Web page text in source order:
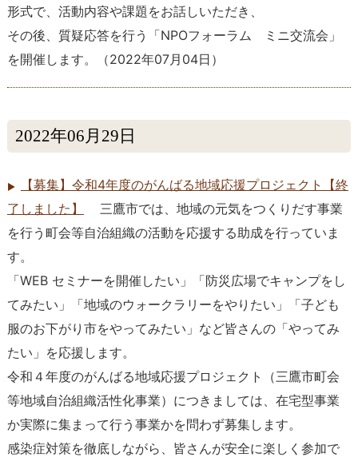
形式で、活動内容や課題をお話しいただき、
その後、質疑応答を行う「NPOフォーラム ミニ交流会」
を開催します。
（2022年07月04日 ）
2022年06月29日
【募集】令和4年度のがんばる地域応援プロジェクト【終
了しました】
三鷹市では、地域の元気をつくりだす事業
を行う町会等自治組織の活動を応援する助成を行っていま
す。
「WEB セミナーを開催したい」「防災広場でキャンプをし
てみたい」「地域のウォークラリーをやりたい」「子ども
服のお下がり市をやってみたい」など皆さんの「やってみ
たい」を応援します。
令和４年度のがんばる地域応援プロジェクト（三鷹市町会
等地域自治組織活性化事業）につきましては、在宅型事業
か実際に集まって行う事業かを問わず募集します。
感染症対策を徹底しながら、皆さんが安全に楽しく参加で